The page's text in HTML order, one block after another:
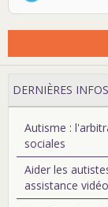
DERNIÈRES
Autisme :
sociales
Aider les
assistance vidéo